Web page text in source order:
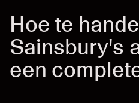
Hoe te
Sainsbury's
een